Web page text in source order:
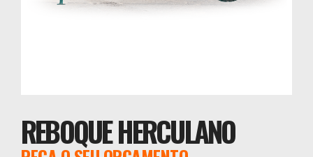
REBOQUE HERCULANO